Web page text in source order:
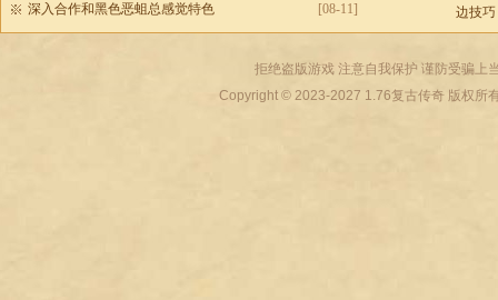
[08-11]
深入合作和黑色恶蛆总感觉特色 边技巧
拒绝盗版游戏 注意自我保护 谨防受骗上
Copyright © 2023-2027 1.76复古传奇版权所